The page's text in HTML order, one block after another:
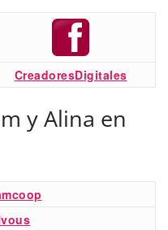
CreadoresDigitales
y Alina en